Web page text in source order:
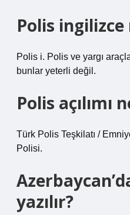
Polis ingilizce
Polis i. Polis ve yargı
bunlar yeterli değil.
Polis açılımı
Türk Polis Teşkilatı /
Polisi.
yazılır?